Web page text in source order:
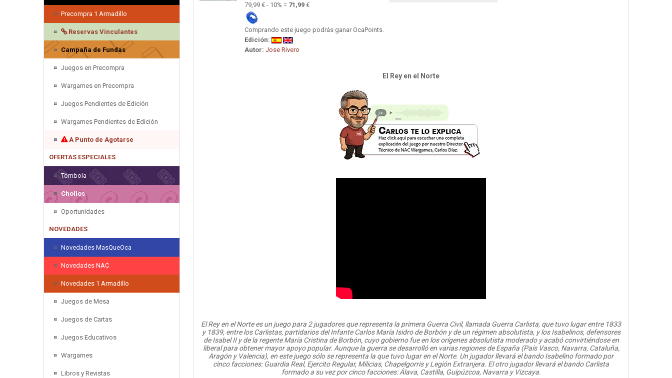
Precompra 1 Armadillo
Reservas Vinculantes
Campaña de Fundas
Juegos en Precompra
Wargames en Precompra
Juegos Pendientes de Edición
Wargames Pendientes de Edición
A Punto de Agotarse
OFERTAS ESPECIALES
Tómbola
Chollos
Oportunidades
NOVEDADES
Novedades MasQueOca
Novedades NAC
Novedades 1 Armadillo
Juegos de Mesa
Juegos de Cartas
Juegos Educativos
Wargames
Libros y Revistas
79,99 € - 10% = 71,99 €
Comprando este juego podrás ganar OcaPoints.
Edición:
Autor: Jose Rivero
El Rey en el Norte
El Rey en el Norte es un juego para 2 jugadores que representa la primera Guerra Civil, llamada Guerra Carlista, que tuvo lugar entre 1833
y 1839, entre los Carlistas, partidarios del Infante Carlos María Isidro de Borbón y de un régimen absolutista, y los Isabelinos, defensores
de Isabel II y de la regente María Cristina de Borbón, cuyo gobierno fue en los orígenes absolutista moderado y acabó convirtiéndose en
liberal para obtener mayor apoyo popular. Aunque la guerra se desarrolló en varias regiones de España (País Vasco, Navarra, Cataluña,
Aragón y Valencia), en este juego sólo se representa la que tuvo lugar en el Norte. Un jugador llevará el bando Isabelino formado por
cinco facciones: Guardia Real, Ejercito Regular, Milicias, Chapelgorris y Legión Extranjera. El otro jugador llevará el bando Carlista
formado a su vez por cinco facciones: Álava, Castilla, Guipúzcoa, Navarra y Vizcaya.